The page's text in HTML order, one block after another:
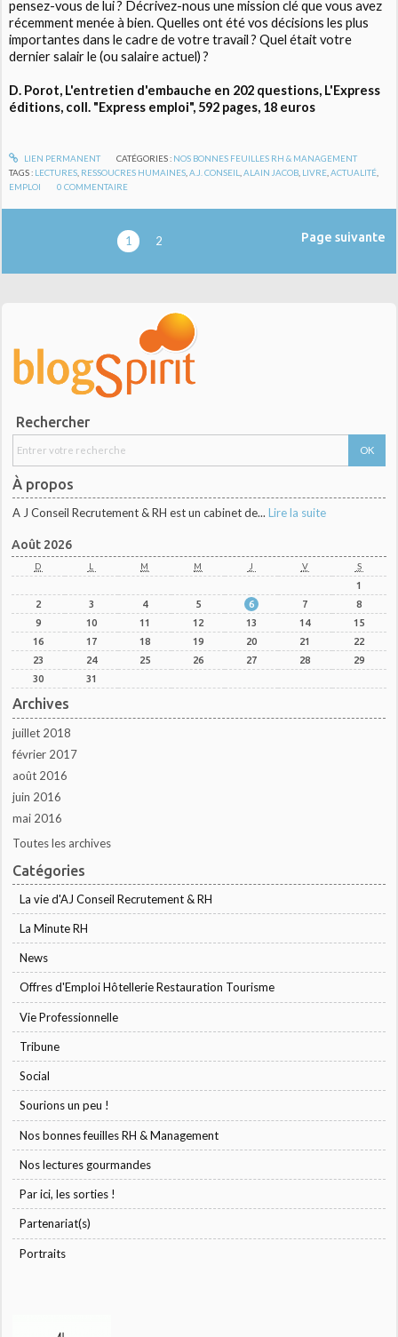
pensez-vous de lui ? Décrivez-nous une mission clé que vous avez
récemment menée à bien. Quelles ont été vos décisions les plus
importantes dans le cadre de votre travail ? Quel était votre
dernier salair le (ou salaire actuel) ?
D. Porot, L'entretien d'embauche en 202 questions, L'Express
éditions, coll. "Express emploi", 592 pages, 18 euros
LIEN PERMANENT CATÉGORIES : NOS BONNES FEUILLES RH & MANAGEMENT
TAGS : LECTURES, RESSOUCRES HUMAINES,A.J. CONSEIL,ALAIN JACOB, LIVRE,ACTUALITÉ,
EMPLOI
0 COMMENTAIRE
1 2 Page suivante
Rechercher
À propos
A J Conseil Recrutement & RH est un cabinet de... Lire la suite
Août 2026
D L M M J V S
1
2
3 4 5 6 7
8
9
10 11 12 13 14
15
16
17 18 19 20 21
22
23
24 25 26 27 28
29
30
31
Archives
juillet 2018
février 2017
août 2016
juin 2016
mai 2016
Toutes les archives
Catégories
La vie d'AJ Conseil Recrutement & RH
La Minute RH
News
Offres d'Emploi Hôtellerie Restauration Tourisme
Vie Professionnelle
Tribune
Social
Sourions un peu !
Nos bonnes feuilles RH & Management
Nos lectures gourmandes
Par ici, les sorties !
Partenariat(s)
Portraits